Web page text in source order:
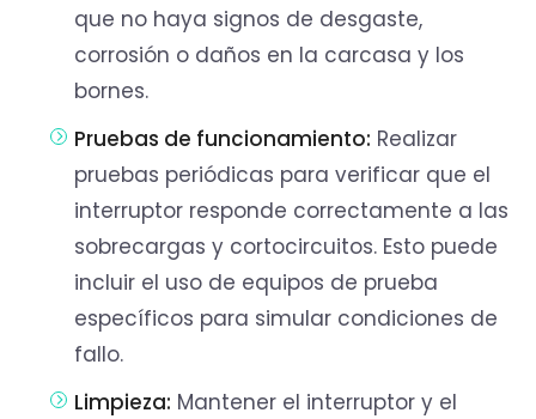
que no haya signos de desgaste,
corrosión o daños en la carcasa y los
bornes.
Pruebas de funcionamiento: Realizar
pruebas periódicas para verificar que el
interruptor responde correctamente a las
sobrecargas y cortocircuitos. Esto puede
incluir el uso de equipos de prueba
específicos para simular condiciones de
fallo.
Limpieza: Mantener el interruptor y el